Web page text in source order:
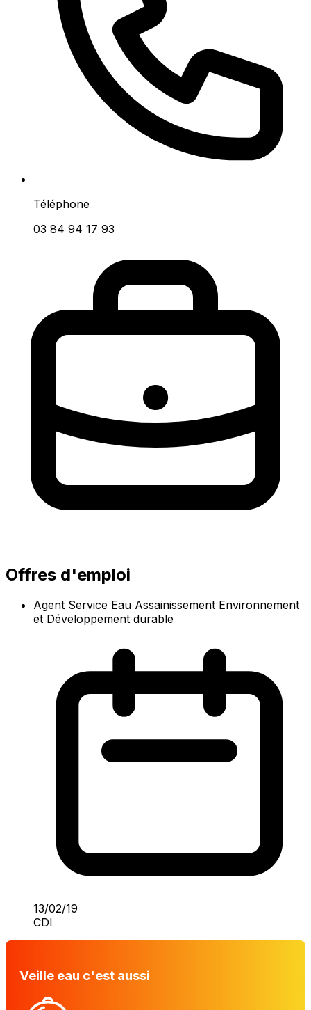
Téléphone
03 84 94 17 93
Offres d'emploi
Agent Service Eau Assainissement Environnement
et Développement durable
13/02/19
CDI
Veille eau c'est aussi